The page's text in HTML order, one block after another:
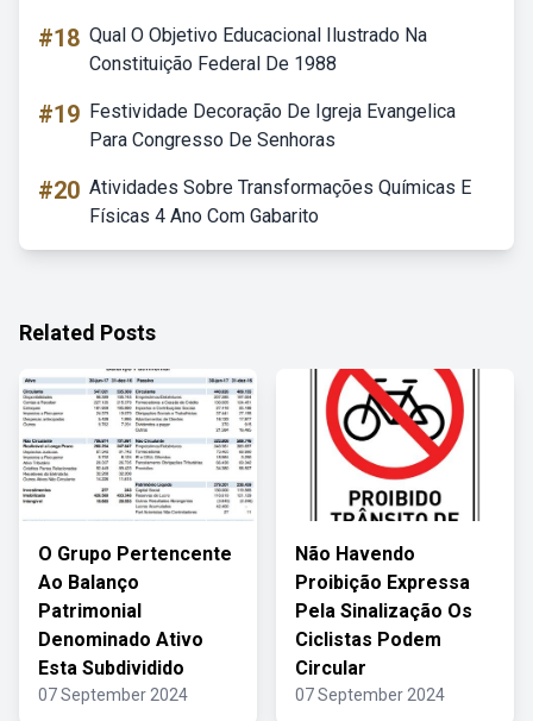
#18 Qual O Objetivo Educacional Ilustrado Na
Constituição Federal De 1988
#19 Festividade Decoração De Igreja Evangelica
Para Congresso De Senhoras
#20 Atividades Sobre Transformações Químicas E
Físicas 4 Ano Com Gabarito
Related Posts
O Grupo Pertencente
Ao Balanço
Patrimonial
Denominado Ativo
Esta Subdividido
07 September 2024
Não Havendo
Proibição Expressa
Pela Sinalização Os
Ciclistas Podem
Circular
07 September 2024